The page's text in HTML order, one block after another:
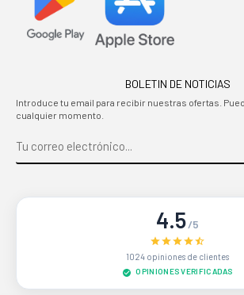
BOLETIN DE NOTICIAS
Introduce tu email para recibir nuestras ofertas.
cualquier momento.
4.5/5
1024 opiniones de clientes
OPINIONES VERIFICADAS